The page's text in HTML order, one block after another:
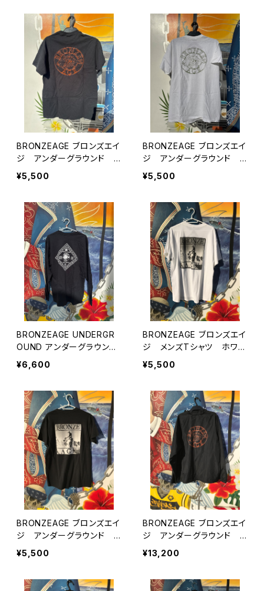
BRONZEAGE ブロンズエイ
ジ アンダーグラウンド U
SA Tシャツ
¥5,500
BRONZEAGE ブロンズエイ
ジ アンダーグラウンド U
SA Tシャツ
¥5,500
BRONZEAGE UNDERGR
OUND アンダーグラウン
ド ブロンズエイジUSA ロ
ングスリーブ ブラック
¥6,600
BRONZEAGE ブロンズエイ
ジ メンズTシャツ ホワイ
ト グラフィックフォット U
SA
¥5,500
BRONZEAGE ブロンズエイ
ジ アンダーグラウンド U
SA メンズ Tシャツ ブラ
ック
¥5,500
BRONZEAGE ブロンズエイ
ジ アンダーグラウンド U
SA コーチジャケットXL
¥13,200